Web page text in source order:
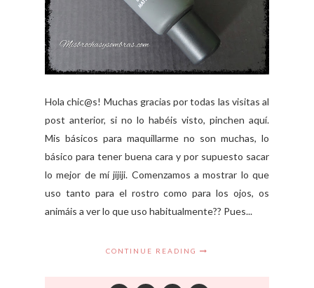
Hola chic@s! Muchas gracias por todas las visitas al
post anterior, si no lo habéis visto, pinchen aquí.
Mis básicos para maquillarme no son muchas, lo
básico para tener buena cara y por supuesto sacar
lo mejor de mí jijiji. Comenzamos a mostrar lo que
uso tanto para el rostro como para los ojos, os
animáis a ver lo que uso habitualmente?? Pues...
CONTINUE READING